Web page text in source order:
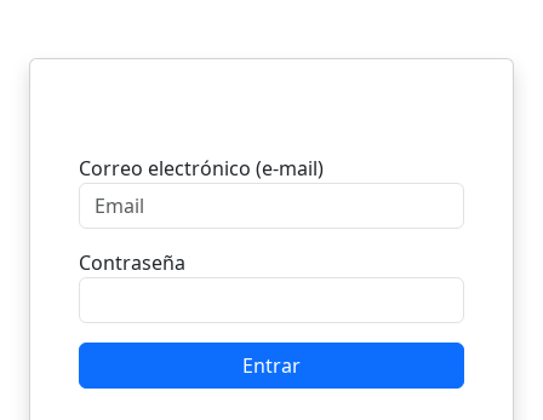
Correo electrónico (e-mail)
Contraseña
Entrar